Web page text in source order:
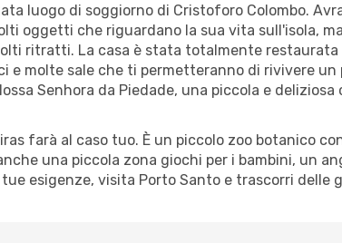
luogo di soggiorno di Cristoforo Colombo.
oggetti che riguardano la sua vita sull'isola,
ritratti. La casa è stata totalmente restaurata
e molte sale che ti permetteranno di rivivere
Senhora da Piedade, una piccola e
farà al caso tuo. È un piccolo zoo botanico
una piccola zona giochi per i bambini, un
esigenze, visita Porto Santo e trascorri delle